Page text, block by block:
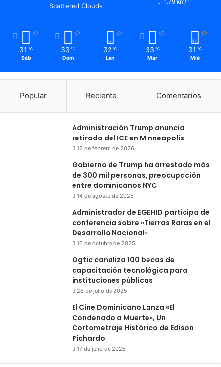
Scattered Clouds 1.79 km/h
31 ℃
Sáb
33 ℃
Dom
32 ℃
Lun
33 ℃
Mar
31 ℃
Mié
Popular Reciente Comentarios
Administración Trump anuncia
retirada del ICE en Minneapolis
12 de febrero de 2026
Gobierno de Trump ha arrestado más
de 300 mil personas, preocupación
entre dominicanos NYC
14 de agosto de 2025
Administrador de EGEHID participa de
conferencia sobre «Tierras Raras en el
Desarrollo Nacional»
16 de octubre de 2025
Ogtic canaliza 100 becas de
capacitación tecnológica para
instituciones públicas
26 de julio de 2025
El Cine Dominicano Lanza «El
Condenado a Muerte», Un
Cortometraje Histórico de Edison
Pichardo
17 de julio de 2025